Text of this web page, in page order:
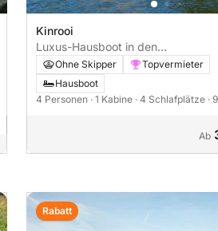
Kinrooi
Luxus-Hausboot in den
Niederlanden/Belgien
Ohne Skipper
Topvermieter
Hausboot
4 Personen · 1 Kabine · 4 Schlafplätze ·
Ab
Rabatt